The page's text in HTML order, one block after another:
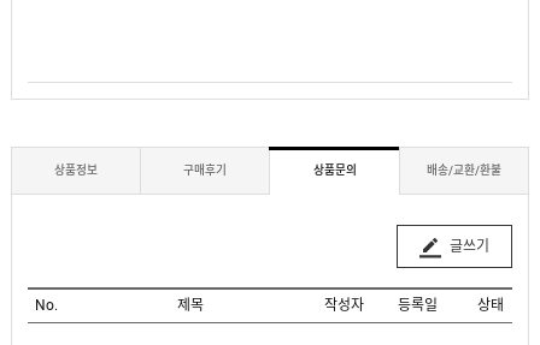
상품정보 구매후기 상품문의 배송/교환/환불
글쓰기
No. 제목 작성자 등록일 상태